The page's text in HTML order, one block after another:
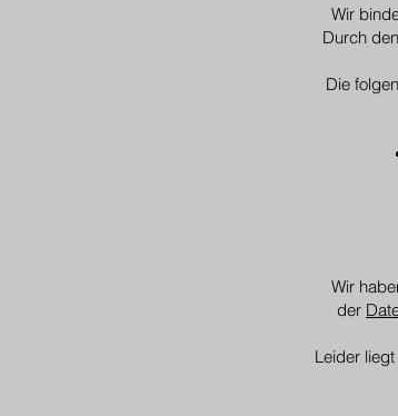
Wir
Durch
Die
Wir
der
Leider